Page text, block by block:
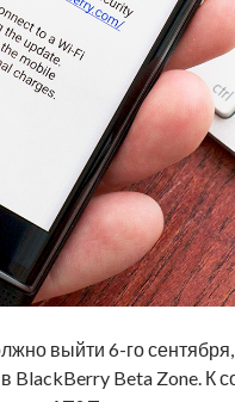
выйти 6-го
BlackBerry Beta Zone. К